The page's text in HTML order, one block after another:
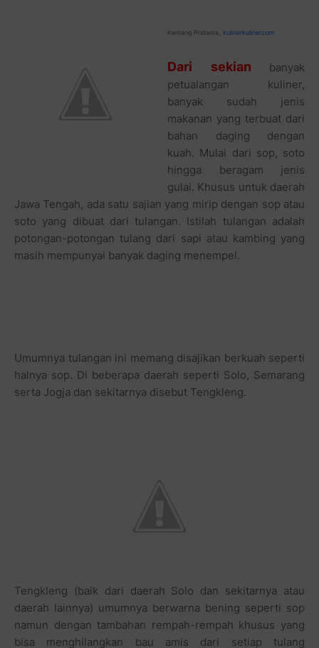
Kemang Pratama, kulinerkuliner.com
Dari sekian banyak
petualangan kuliner,
banyak sudah jenis
makanan yang terbuat dari
bahan daging dengan
kuah. Mulai dari sop, soto
hingga beragam jenis
gulai. Khusus untuk daerah
Jawa Tengah, ada satu sajian yang mirip dengan sop atau
soto yang dibuat dari tulangan. Istilah tulangan adalah
potongan-potongan tulang dari sapi atau kambing yang
masih mempunyai banyak daging menempel.
Umumnya tulangan ini memang disajikan berkuah seperti
halnya sop. Di beberapa daerah seperti Solo, Semarang
serta Jogja dan sekitarnya disebut Tengkleng.
Tengkleng (baik dari daerah Solo dan sekitarnya atau
daerah lainnya) umumnya berwarna bening seperti sop
namun dengan tambahan rempah-rempah khusus yang
bisa menghilangkan bau amis dari setiap tulang